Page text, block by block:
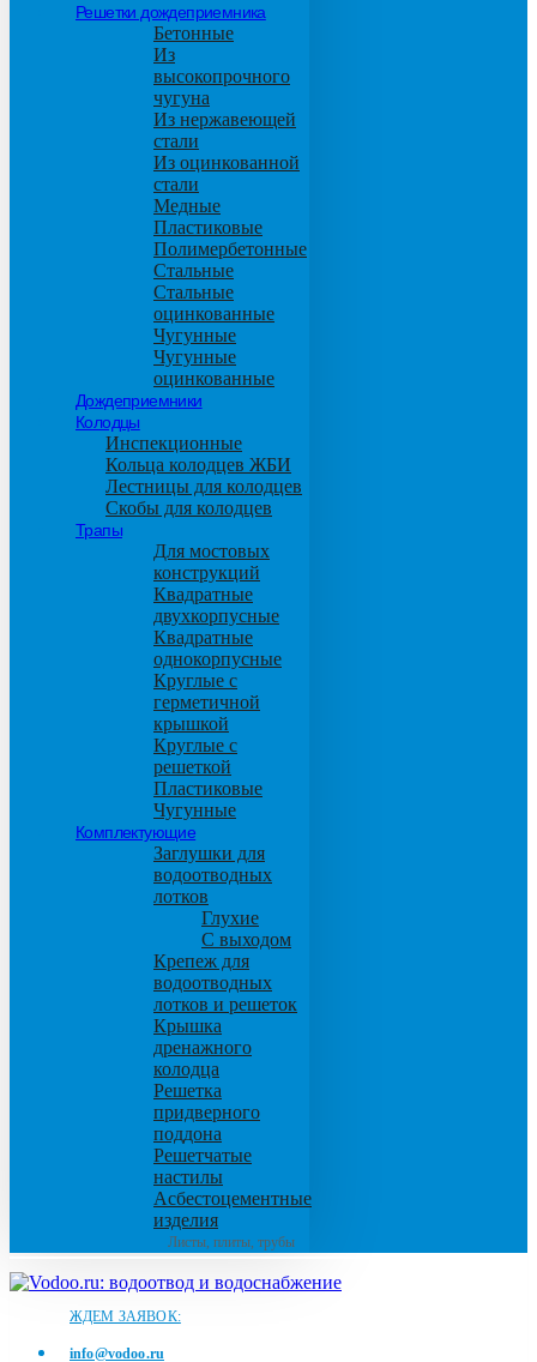
Решетки дождеприемника
Бетонные
Из
высокопрочного
чугуна
Из нержавеющей
стали
Из оцинкованной
стали
Медные
Пластиковые
Полимербетонные
Стальные
Стальные
оцинкованные
Чугунные
Чугунные
оцинкованные
Дождеприемники
Колодцы
Инспекционные
Кольца колодцев ЖБИ
Лестницы для колодцев
Скобы для колодцев
Трапы
Для мостовых
конструкций
Квадратные
двухкорпусные
Квадратные
однокорпусные
Круглые с
герметичной
крышкой
Круглые с
решеткой
Пластиковые
Чугунные
Комплектующие
Заглушки для
водоотводных
лотков
Глухие
С выходом
Крепеж для
водоотводных
лотков и решеток
Крышка
дренажного
колодца
Решетка
придверного
поддона
Решетчатые
настилы
Асбестоцементные
изделия
Листы, плиты, трубы
ЖДЕМ ЗАЯВОК:
info@vodoo.ru